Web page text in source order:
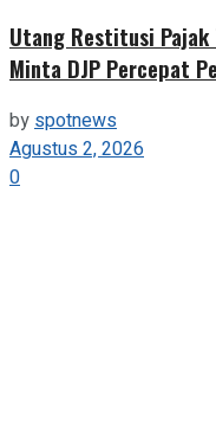
Utang Restitusi Pajak
Minta DJP Percepat
by spotnews
Agustus 2, 2026
0